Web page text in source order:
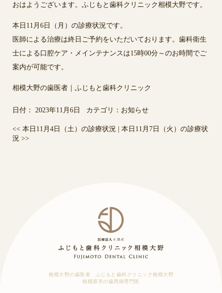
おはようございます。ふじもと歯科クリニック相模大野です。
本日11月6日（月）の診療状況です。
医師による治療は終日ご予約をいただいております。歯科衛生
士による口腔ケア・メインテナンスは15時00分～のお時間でご
案内が可能です。
相模大野の歯医者｜ふじもと歯科クリニック
日付： 2023年11月6日 カテゴリ： お知らせ
<< 本日11月4日（土）の診療状況
本日11月7日（火）の診療状
況 >>
相模大野の歯医者 ふじもと歯科クリニック相模大野
相模原市の歯周病専門医